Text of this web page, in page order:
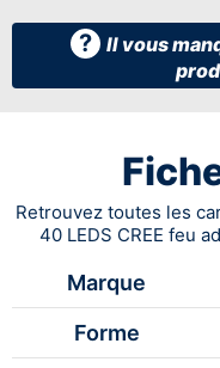
? Il vous
Retrouvez toutes les
40 LEDS CREE feu
Marque
Forme